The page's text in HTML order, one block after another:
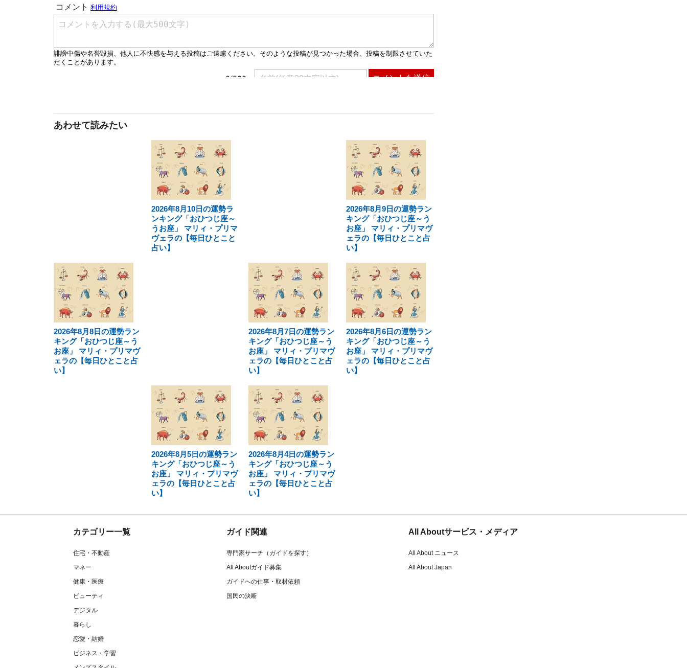
あわせて読みたい
2026年8月10日の運勢ラ
ンキング「おひつじ座～
うお座」 マリィ・プリマ
ヴェラの【毎日ひとこと
占い】
2026年8月9日の運勢ラン
キング「おひつじ座～う
お座」 マリィ・プリマヴ
ェラの【毎日ひとこと占
い】
2026年8月8日の運勢ラン
キング「おひつじ座～う
お座」 マリィ・プリマヴ
ェラの【毎日ひとこと占
い】
2026年8月7日の運勢ラン
キング「おひつじ座～う
お座」 マリィ・プリマヴ
ェラの【毎日ひとこと占
い】
2026年8月6日の運勢ラン
キング「おひつじ座～う
お座」 マリィ・プリマヴ
ェラの【毎日ひとこと占
い】
2026年8月5日の運勢ラン
キング「おひつじ座～う
お座」 マリィ・プリマヴ
ェラの【毎日ひとこと占
い】
2026年8月4日の運勢ラン
キング「おひつじ座～う
お座」 マリィ・プリマヴ
ェラの【毎日ひとこと占
い】
カテゴリー一覧
住宅・不動産
マネー
健康・医療
ビューティ
デジタル
暮らし
恋愛・結婚
ビジネス・学習
ガイド関連
専門家サーチ（ガイドを探す）
All Aboutガイド募集
ガイドへの仕事・取材依頼
国民の決断
All Aboutサービス・メディア
All About ニュース
All About Japan